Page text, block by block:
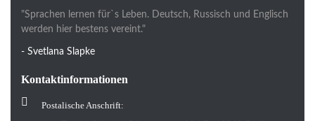
"Sprachen lernen für`s Leben. Deutsch, Russisch und Englisch
werden hier bestens vereint."
- Svetlana Slapke
Kontaktinformationen
Postalische Anschrift: